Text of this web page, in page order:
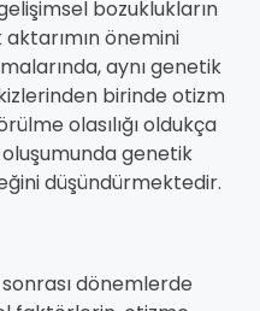
bozuklukların
önemini
aynı genetik
birinde otizm
olasılığı oldukça
genetik
düşündürmektedir.
dönemlerde